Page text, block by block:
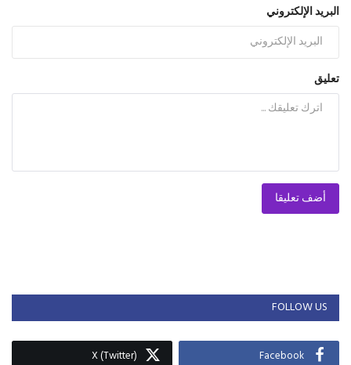
البريد الإلكتروني
تعليق
أضف تعليقا
FOLLOW US
Facebook
X (Twitter)